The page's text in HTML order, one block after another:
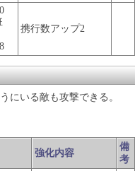
携行数アップ2
にいる敵も攻撃できる。
強化内容
備
考